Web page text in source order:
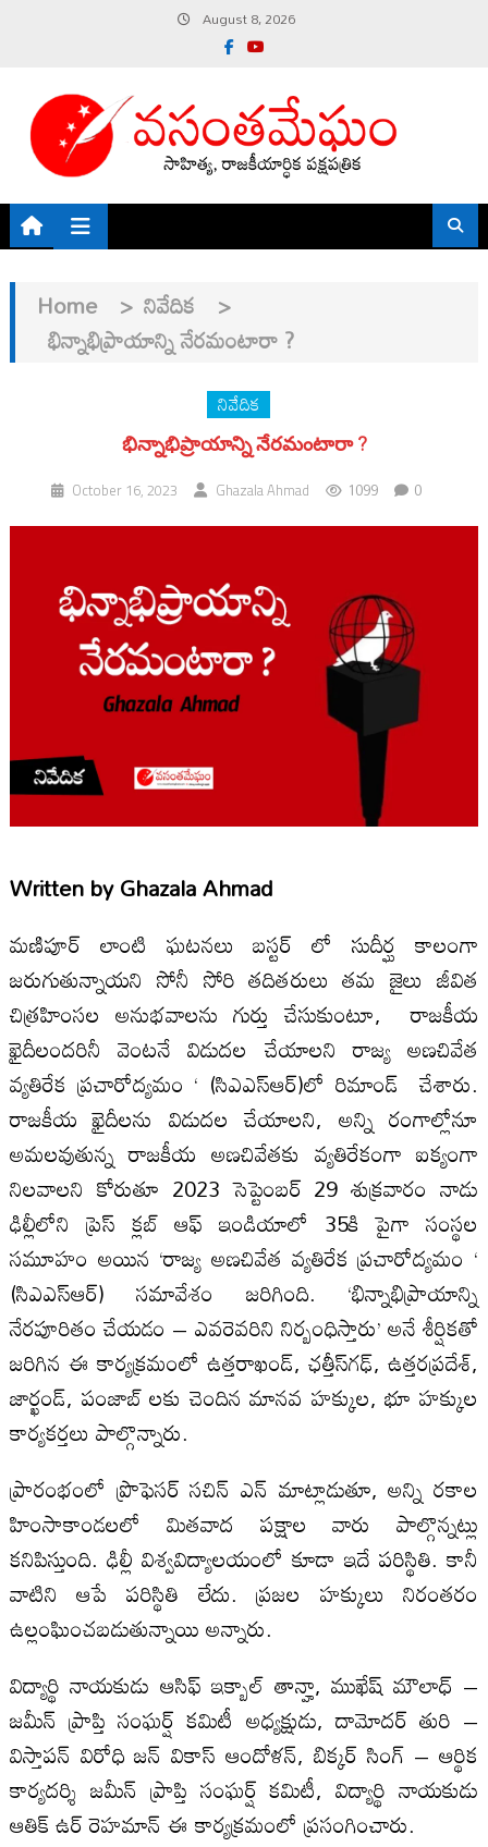
content
August 8, 2026
Home > నివేదిక >
భిన్నాభిప్రాయాన్ని నేరమంటారా ?
నివేదిక
భిన్నాభిప్రాయాన్ని నేరమంటారా ?
October 16, 2023 Ghazala Ahmad 1099 0
Written byGhazala Ahmad
మణిపూర్ లాంటి ఘటనలు బస్టర్ లో సుదీర్ఘ కాలంగా
జరుగుతున్నాయని సోనీ సోరి తదితరులు తమ జైలు జీవిత
చిత్రహింసల అనుభవాలను గుర్తు చేసుకుంటూ, రాజకీయ
ఖైదీలందరినీ వెంటనే విడుదల చేయాలని రాజ్య అణచివేత
వ్యతిరేక ప్రచారోద్యమం ‘ (సిఎఎస్ఆర్)లో రిమాండ్ చేశారు.
రాజకీయ ఖైదీలను విడుదల చేయాలని, అన్ని రంగాల్లోనూ
అమలవుతున్న రాజకీయ అణచివేతకు వ్యతిరేకంగా ఐక్యంగా
నిలవాలని కోరుతూ 2023 సెప్టెంబర్ 29 శుక్రవారం నాడు
ఢిల్లీలోని ప్రెస్ క్లబ్ ఆఫ్ ఇండియాలో 35కి పైగా సంస్థల
సమూహం అయిన ‘రాజ్య అణచివేత వ్యతిరేక ప్రచారోద్యమం ‘
(సిఎఎస్ఆర్) సమావేశం జరిగింది. ‘భిన్నాభిప్రాయాన్ని
నేరపూరితం చేయడం – ఎవరెవరిని నిర్బంధిస్తారు’ అనే శీర్షికతో
జరిగిన ఈ కార్యక్రమంలో ఉత్తరాఖండ్, ఛత్తీస్‌గఢ్, ఉత్తరప్రదేశ్,
జార్ఖండ్, పంజాబ్ లకు చెందిన మానవ హక్కుల, భూ హక్కుల
కార్యకర్తలు పాల్గొన్నారు.
ప్రారంభంలో ప్రొఫెసర్ సచిన్ ఎన్ మాట్లాడుతూ, అన్ని రకాల
హింసాకాండలలో మితవాద పక్షాల వారు పాల్గొన్నట్లు
కనిపిస్తుంది. ఢిల్లీ విశ్వవిద్యాలయంలో కూడా ఇదే పరిస్థితి. కానీ
వాటిని ఆపే పరిస్థితి లేదు. ప్రజల హక్కులు నిరంతరం
ఉల్లంఘించబడుతున్నాయి అన్నారు.
విద్యార్థి నాయకుడు ఆసిఫ్ ఇక్బాల్ తాన్హా, ముఖేష్ మౌలాధ్ –
జమీన్ ప్రాప్తి సంఘర్ష్ కమిటీ అధ్యక్షుడు, దామోదర్ తురి –
విస్తాపన్ విరోధి జన్ వికాస్ ఆందోళన్, బిక్కర్ సింగ్ – ఆర్థిక
కార్యదర్శి జమీన్ ప్రాప్తి సంఘర్ష్ కమిటీ, విద్యార్థి నాయకుడు
ఆతిక్ ఉర్ రెహమాన్ ఈ కార్యక్రమంలో ప్రసంగించారు.